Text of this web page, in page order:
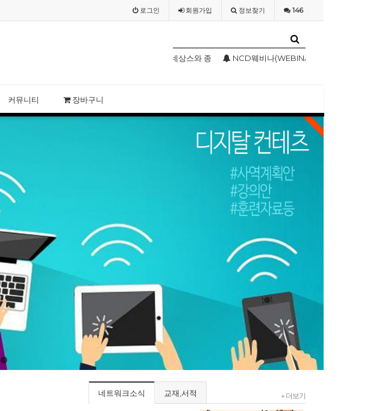
로그인 회원가입 정보찾기 146
의 안내 NCD웨비나(WEBINAR) 2020 4월 특별 강의
커뮤니티 장바구니
네트워크소식 교재,서적 + 더보기